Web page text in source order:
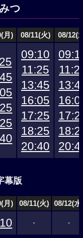
つ
月) 08/11(火) 08/12(
09:10
11:25
13:45
16:05
17:25
18:25
20:40
幕版
月) 08/11(火) 08/12(水
- -